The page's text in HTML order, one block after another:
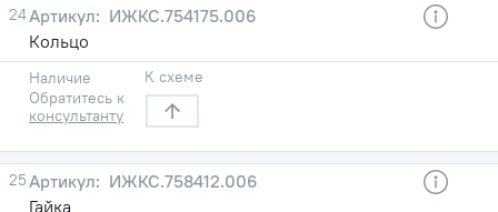
24
ИЖКС.754175.006
Кольцо
Наличие
Обратитесь к
консультанту
К схеме
25
ИЖКС.758412.006
Гайка